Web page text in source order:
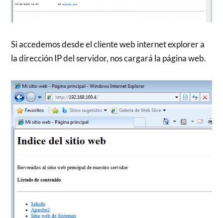
Si accedemos desde el cliente web internet explorer a
la dirección IP del servidor, nos cargará la página web.